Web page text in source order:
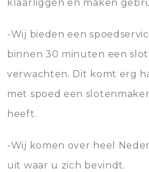
klaarliggen en maken
-Wij bieden een
binnen 30 minuten een
verwachten. Dit komt erg
met spoed een
heeft.
-Wij komen over heel
uit waar u zich bevindt.